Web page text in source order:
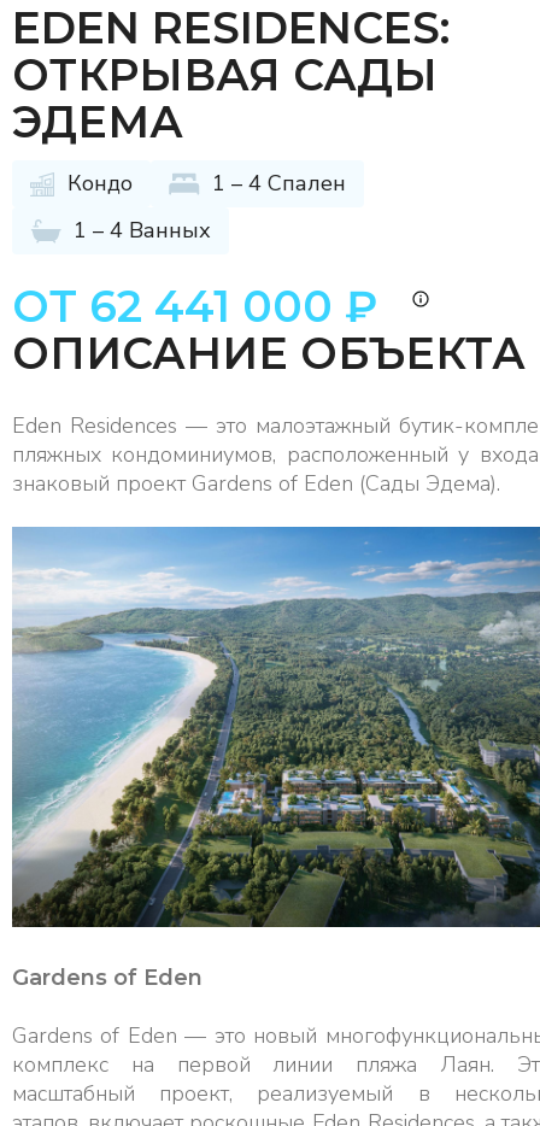
EDEN RESIDENCES:
ОТКРЫВАЯ САДЫ
ЭДЕМА
Кондо
1 – 4 Спален
1 – 4 Ванных
ОТ 62 441 000 ₽
ОПИСАНИЕ ОБЪЕКТА
Eden Residences — это малоэтажный бутик-
пляжных кондоминиумов, расположенный у
знаковый проект Gardens of Eden (Сады Эдема).
Gardens of Eden
Gardens of Eden — это новый
комплекс на первой линии пляжа Лаян.
масштабный проект, реализуемый в